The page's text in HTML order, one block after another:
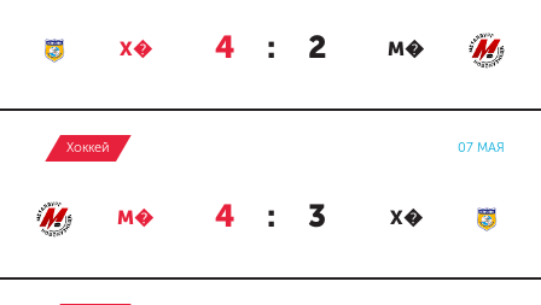
Х� 4 : 2 М�
Хоккей 07 МАЯ
М� 4 : 3 Х�